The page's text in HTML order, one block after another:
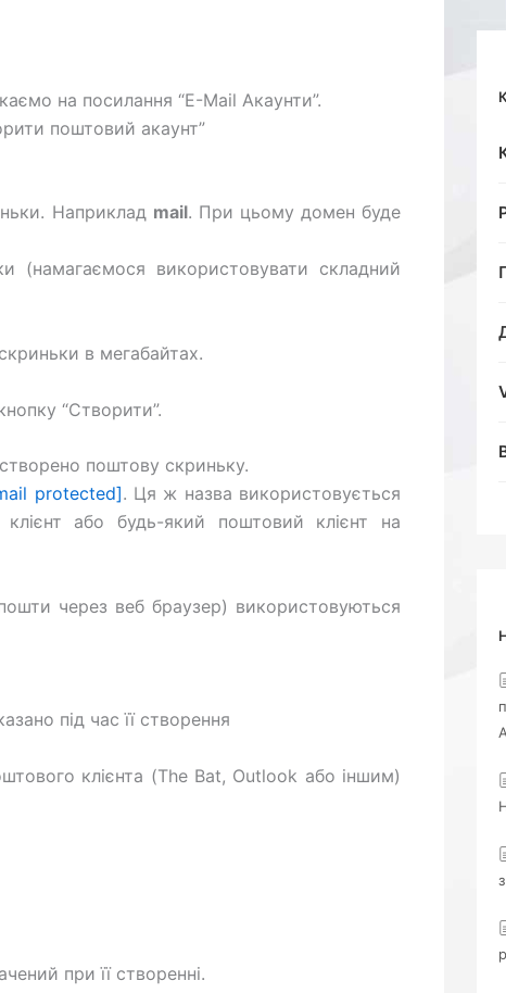
на посилання “E-Mail Акаунти”.
поштовий акаунт”
Наприклад mail. При цьому домен буде
(намагаємося використовувати складний
в мегабайтах.
“Створити”.
поштову скриньку.
protected]. Ця ж назва використовується
або будь-який поштовий клієнт на
через веб браузер) використовуються
під час її створення
клієнта (The Bat, Outlook або іншим)
при її створенні.